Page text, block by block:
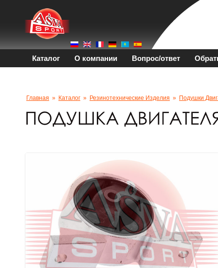
Каталог О компании Вопрос/ответ
Главная » Каталог » Резинотехнические Изделия » Подушки